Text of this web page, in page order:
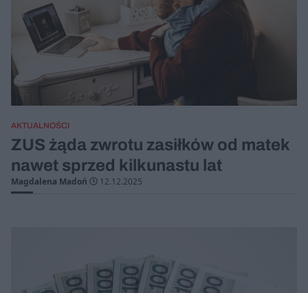
AKTUALNOŚCI
ZUS żąda zwrotu zasiłków od matek
nawet sprzed kilkunastu lat
Magdalena Madoń 12.12.2025